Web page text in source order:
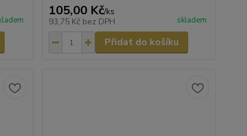
105,00 Kč/ks
93,75 Kč bez DPH skladem
Přidat do košíku